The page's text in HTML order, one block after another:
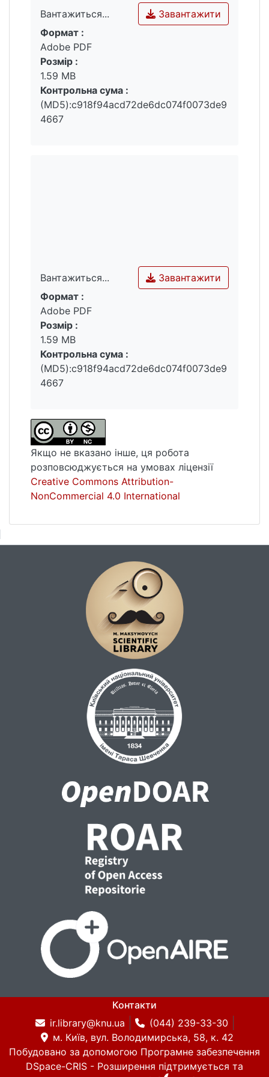
динамічність в зібраних текстах.
Вантажиться...
Вантажиться...
Завантажити
Формат :
Adobe PDF
Розмір :
1.59 MB
Контрольна сума :
(MD5):c918f94acd72de6dc074f0073de9
4667
Вантажиться...
Вантажиться...
Завантажити
Формат :
Adobe PDF
Розмір :
1.59 MB
Контрольна сума :
(MD5):c918f94acd72de6dc074f0073de9
4667
Якщо не вказано інше, ця робота
розповсюджується на умовах ліцензії
Creative Commons Attribution-
NonCommercial 4.0 International
Контакти
ir.library@knu.ua
(044) 239-33-30
м. Київ, вул. Володимирська, 58, к. 42
Побудовано за допомогою Програмне забезпечення
DSpace-CRIS - Розширення підтримується та